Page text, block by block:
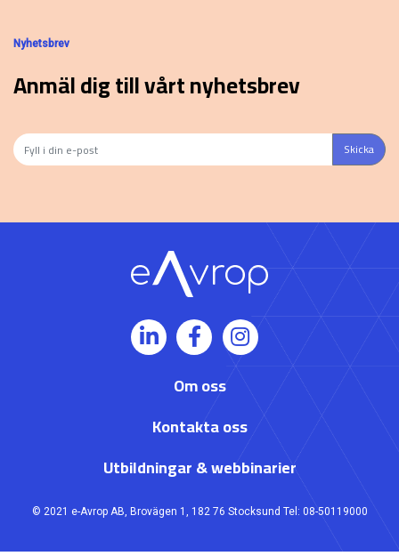
Nyhetsbrev
Anmäl dig till vårt nyhetsbrev
Skicka
Om oss
Kontakta oss
Utbildningar & webbinarier
© 2021 e-Avrop AB, Brovägen 1, 182 76 Stocksund Tel: 08-50119000